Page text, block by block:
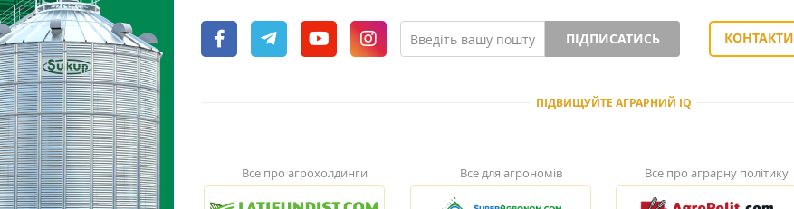
ПІДПИСАТИСЬ КОНТАКТИ
ПІДВИЩУЙТЕ АГРАРНИЙ IQ
Все про агрохолдинги Все для агрономів Все про аграрну політику